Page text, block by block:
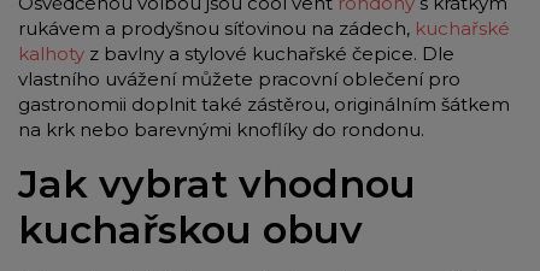
rukávem a prodyšnou síťovinou na zádech, kuchařské
kalhoty z bavlny a stylové kuchařské čepice. Dle
vlastního uvážení můžete pracovní oblečení pro
gastronomii doplnit také zástěrou, originálním šátkem
na krk nebo barevnými knoflíky do rondonu.
Jak vybrat vhodnou
kuchařskou obuv